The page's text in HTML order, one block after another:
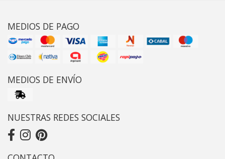
MEDIOS DE PAGO
MEDIOS DE ENVÍO
NUESTRAS REDES SOCIALES